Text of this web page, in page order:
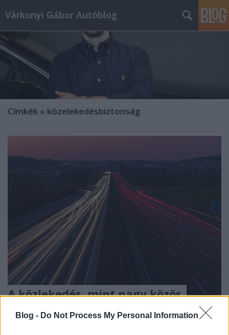
Blog - Do Not Process My Personal Information
Várkonyi Gábor Autóblog
Címkék » közelekedésbiztonság
A közlekedés, mint nagy közös
"játék"